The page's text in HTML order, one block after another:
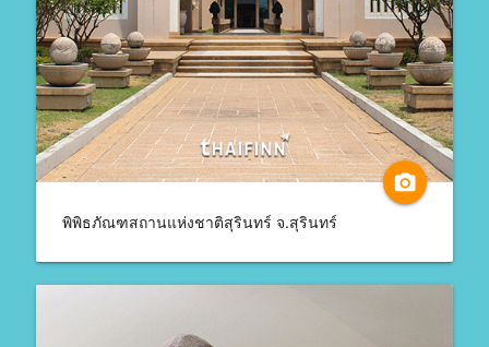
camera_alt
พิพิธภัณฑสถานแห่งชาติสุรินทร์ จ.สุรินทร์